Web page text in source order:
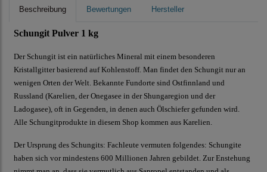
Beschreibung Bewertungen Hersteller
Schungit Pulver 1 kg
Der Schungit ist ein natürliches Mineral mit einem besonderen
Kristallgitter basierend auf Kohlenstoff. Man findet den Schungit nur an
wenigen Orten der Welt. Bekannte Fundorte sind Ostfinnland und
Russland (Karelien, der Onegasee in der Shungaregion und der
Ladogasee), oft in Gegenden, in denen auch Ölschiefer gefunden wird.
Alle Schungitprodukte in diesem Shop kommen aus Karelien.
Der Ursprung des Schungits: Fachleute vermuten folgendes: Schungite
haben sich vor mindestens 600 Millionen Jahren gebildet. Zur Enstehung